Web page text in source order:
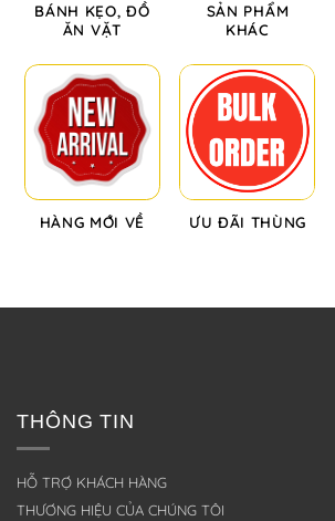
BÁNH KẸO, ĐỒ
ĂN VẶT
SẢN PHẨM
KHÁC
HÀNG MỚI VỀ ƯU ĐÃI THÙNG
THÔNG TIN
HỖ TRỢ KHÁCH HÀNG
THƯƠNG HIỆU CỦA CHÚNG TÔI